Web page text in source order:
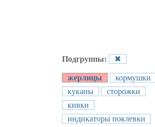
Подгруппы: ✖
жерлицы
кормушки
куканы
сторожки
кивки
индикаторы поклевки